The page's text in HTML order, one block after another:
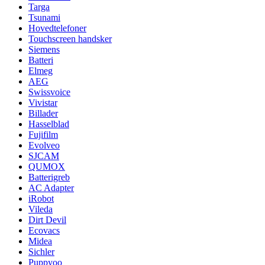
Targa
Tsunami
Hovedtelefoner
Touchscreen handsker
Siemens
Batteri
Elmeg
AEG
Swissvoice
Vivistar
Billader
Hasselblad
Fujifilm
Evolveo
SJCAM
QUMOX
Batterigreb
AC Adapter
iRobot
Vileda
Dirt Devil
Ecovacs
Midea
Sichler
Puppyoo